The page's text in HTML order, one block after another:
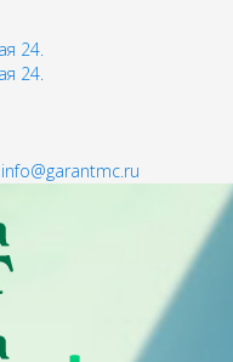
24.
24.
info@garantmc.ru